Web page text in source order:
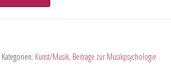
Kategorien: Kunst/Musik, Beiträge zur Musikpsychologie